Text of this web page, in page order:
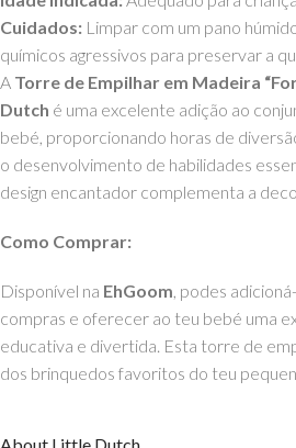
Cuidados: Limpar com um pano
químicos agressivos para preservar a
A Torre de Empilhar em Madeira
Dutch é uma excelente adição ao
bebé, proporcionando horas de
o desenvolvimento de habilidades
design encantador complementa a
Como Comprar:
Disponível na EhGoom, podes
compras e oferecer ao teu bebé uma
educativa e divertida. Esta torre de
dos brinquedos favoritos do teu